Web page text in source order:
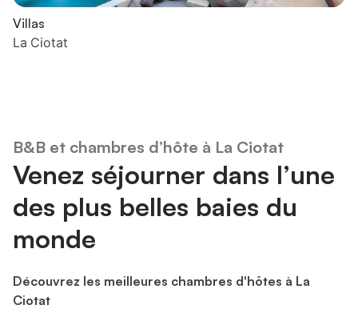
Villas
La Ciotat
B&B et chambres d’hôte à La Ciotat
Venez séjourner dans l’une
des plus belles baies du
monde
Découvrez les meilleures chambres d'hôtes à La
Ciotat